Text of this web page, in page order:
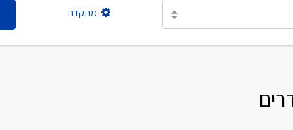
מרטה אמבון
מתקדם